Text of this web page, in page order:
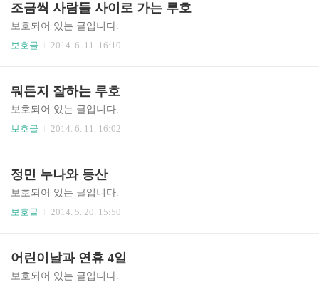
조금씩 사람들 사이로 가는 루호
보호되어 있는 글입니다.
보호글
2014. 6. 11. 16:10
뭐든지 잘하는 루호
보호되어 있는 글입니다.
보호글
2014. 6. 11. 16:02
정민 누나와 등산
보호되어 있는 글입니다.
보호글
2014. 5. 20. 15:50
어린이날과 연휴 4일
보호되어 있는 글입니다.